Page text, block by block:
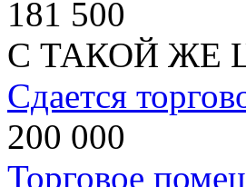
181 500
С ТАКОЙ ЖЕ
Сдается
200 000
Торговое